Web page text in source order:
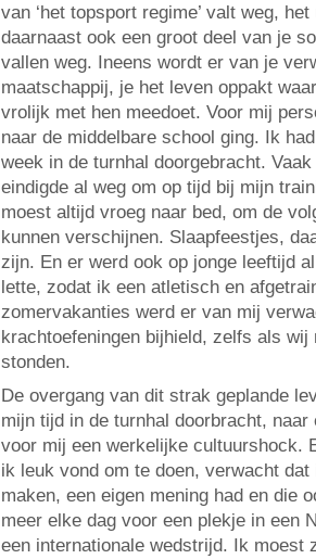
van ‘het topsport regime’ valt weg,
daarnaast ook een groot deel van je
vallen weg. Ineens wordt er van je
maatschappij, je het leven oppakt
vrolijk met hen meedoet. Voor mij
naar de middelbare school ging. Ik
week in de turnhal doorgebracht.
eindigde al weg om op tijd bij mijn
moest altijd vroeg naar bed, om de
kunnen verschijnen. Slaapfeestjes,
zijn. En er werd ook op jonge leeftijd
lette, zodat ik een atletisch en
zomervakanties werd er van mij
krachtoefeningen bijhield, zelfs als
stonden.
De overgang van dit strak geplande
mijn tijd in de turnhal doorbracht,
voor mij een werkelijke cultuurshock.
ik leuk vond om te doen, verwacht
maken, een eigen mening had en die
meer elke dag voor een plekje in een
een internationale wedstrijd. Ik moest